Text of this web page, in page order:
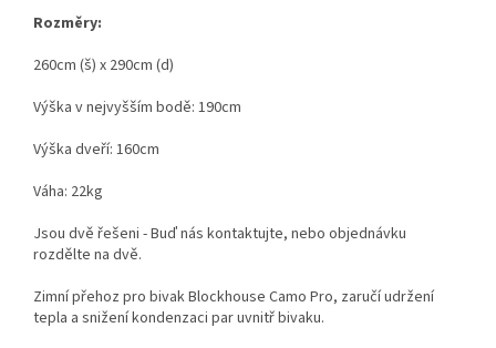
Rozměry:
260cm (š) x 290cm (d)
Výška v nejvyšším bodě: 190cm
Výška dveří: 160cm
Váha: 22kg
Jsou dvě řešeni - Buď nás kontaktujte, nebo objednávku
rozdělte na dvě.
Zimní přehoz pro bivak Blockhouse Camo Pro, zaručí udržení
tepla a snižení kondenzaci par uvnitř bivaku.